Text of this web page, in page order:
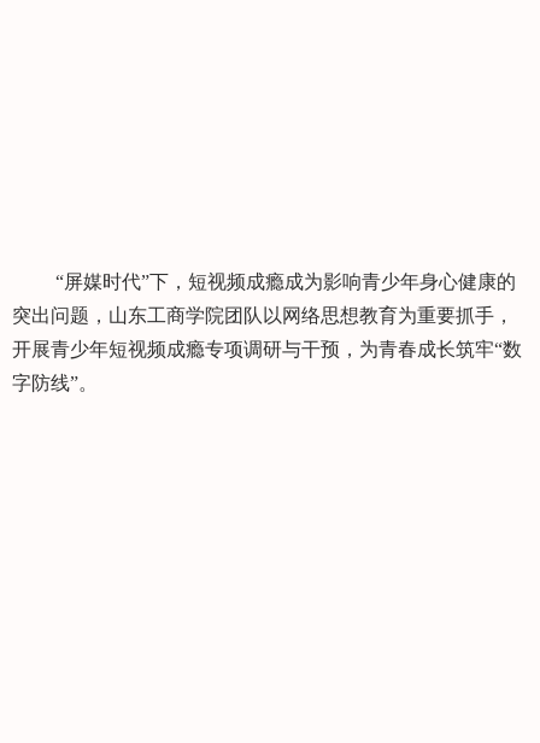
“屏媒时代”下，短视频成瘾成为影响青少年身心健康的
突出问题，山东工商学院团队以网络思想教育为重要抓手，
开展青少年短视频成瘾专项调研与干预，为青春成长筑牢“数
字防线”。